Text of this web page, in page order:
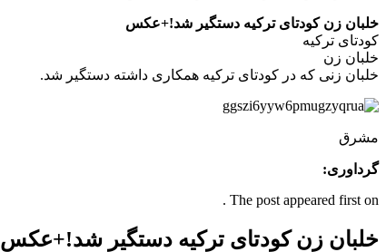
خلبان زن کودتای ترکیه دستگیر شد!+عکس
کودتای ترکیه
خلبان زن
خلبان زنی که در کودتای ترکیه همکاری داشته دستگیر شد.
مشرق
گرداوری:
The post appeared first on .
خلبان زن کودتای ترکیه دستگیر شد!+عکس